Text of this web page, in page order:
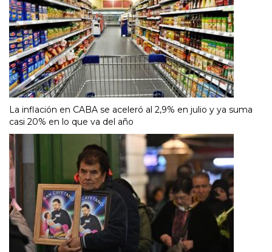
La inflación en CABA se aceleró al 2,9% en julio y ya suma
casi 20% en lo que va del año